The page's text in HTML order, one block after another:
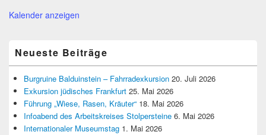
Kalender anzeigen
Neueste Beiträge
Burgruine Balduinstein – Fahrradexkursion 20. Juli 2026
Exkursion jüdisches Frankfurt 25. Mai 2026
Führung „Wiese, Rasen, Kräuter“ 18. Mai 2026
Infoabend des Arbeitskreises Stolpersteine 6. Mai 2026
Internationaler Museumstag 1. Mai 2026